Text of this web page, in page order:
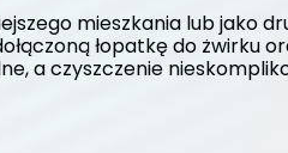
mieszkania lub jako
łopatkę do żwirku
a czyszczenie